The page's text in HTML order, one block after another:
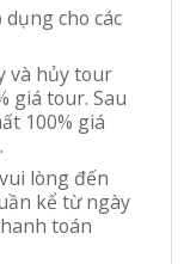
cho các
hủy tour
giá tour. Sau
100% giá
lòng đến
kể từ ngày
toán